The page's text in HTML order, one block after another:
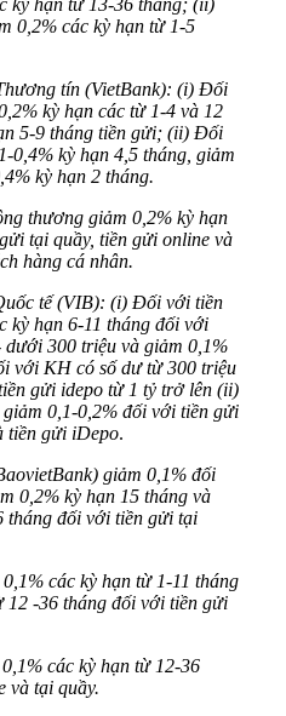
0,2% các kỳ hạn từ 1-5
tín (VietBank): (i) Đối
kỳ hạn các từ 1-4 và 12
5-9 tháng tiền gửi; (ii) Đối
0,4% kỳ hạn 4,5 tháng, giảm
kỳ hạn 2 tháng.
thương giảm 0,2% kỳ hạn
tại quầy, tiền gửi online và
hàng cá nhân.
tế (VIB): (i) Đối với tiền
kỳ hạn 6-11 tháng đối với
300 triệu và giảm 0,1%
với KH có số dư từ 300 triệu
gửi idepo từ 1 tỷ trở lên (ii)
0,1-0,2% đối với tiền gửi
tiền gửi iDepo.
giảm 0,1% đối
0,2% kỳ hạn 15 tháng và
tháng đối với tiền gửi tại
các kỳ hạn từ 1-11 tháng
12 -36 tháng đối với tiền gửi
các kỳ hạn từ 12-36
và tại quầy.